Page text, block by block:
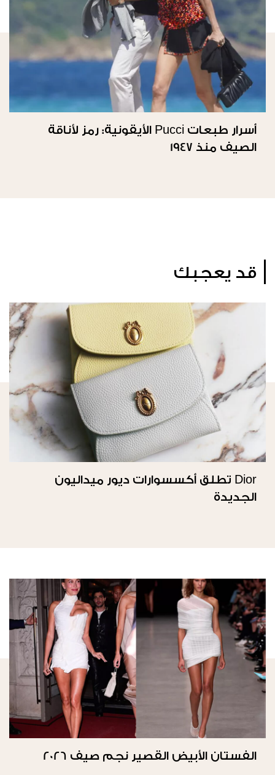
أسرار طبعات Pucci الأيقونية: رمز لأناقة
الصيف منذ 1947
قد يعجبك
Dior تطلق أكسسوارات ديور ميداليون
الجديدة
الفستان الأبيض القصير نجم صيف 2026